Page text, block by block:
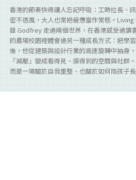
香港的節奏快得讓人忘記呼吸：工時拉長、
密不透風，大人也常把疲憊當作常態。
鋒 Godfrey 走過兩個世界，在香港感受過讀
的農場校園裡體會過另一種成長方式：把學
後，他從建築與設計行業的高速旋轉中抽身
「減壓」變成看得見、摸得到的空間與社群
而是一場關於自我重整、也關於如何陪孩子